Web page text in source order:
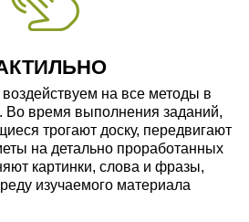
на все методы в
Во время выполнения заданий,
трогают доску, передвигают
на детально проработанных
картинки, слова и фразы,
изучаемого материала